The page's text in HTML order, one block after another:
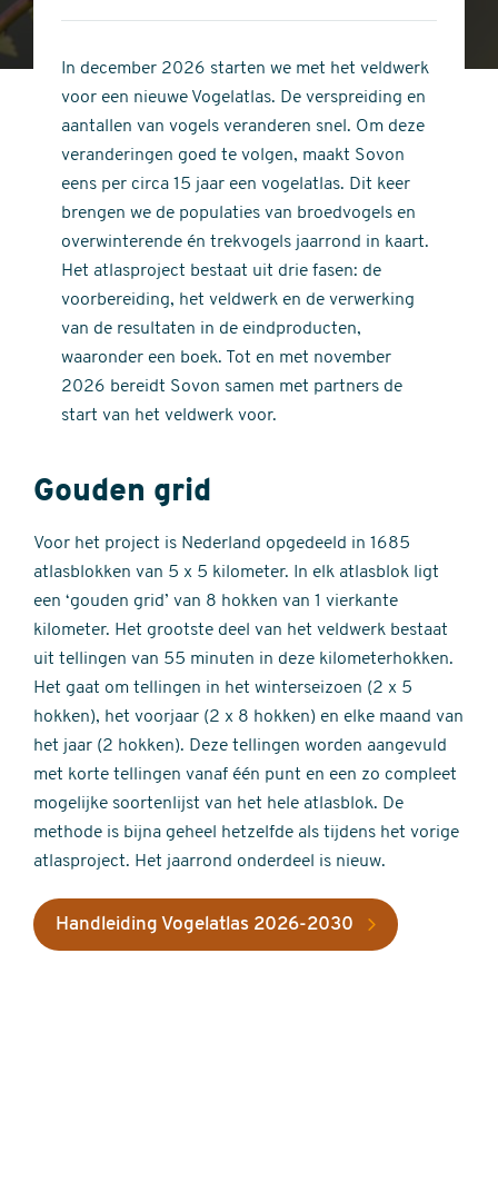
stars
of
stars
In december 2026 starten we met het veldwerk
voor een nieuwe Vogelatlas. De verspreiding en
aantallen van vogels veranderen snel. Om deze
veranderingen goed te volgen, maakt Sovon
eens per circa 15 jaar een vogelatlas. Dit keer
brengen we de populaties van broedvogels en
overwinterende én trekvogels jaarrond in kaart.
Het atlasproject bestaat uit drie fasen: de
voorbereiding, het veldwerk en de verwerking
van de resultaten in de eindproducten,
waaronder een boek. Tot en met november
2026 bereidt Sovon samen met partners de
start van het veldwerk voor.
Gouden grid
Voor het project is Nederland opgedeeld in 1685
atlasblokken van 5 x 5 kilometer. In elk atlasblok ligt
een ‘gouden grid’ van 8 hokken van 1 vierkante
kilometer. Het grootste deel van het veldwerk bestaat
uit tellingen van 55 minuten in deze kilometerhokken.
Het gaat om tellingen in het winterseizoen (2 x 5
hokken), het voorjaar (2 x 8 hokken) en elke maand van
het jaar (2 hokken). Deze tellingen worden aangevuld
met korte tellingen vanaf één punt en een zo compleet
mogelijke soortenlijst van het hele atlasblok. De
methode is bijna geheel hetzelfde als tijdens het vorige
atlasproject. Het jaarrond onderdeel is nieuw.
Handleiding Vogelatlas 2026-2030